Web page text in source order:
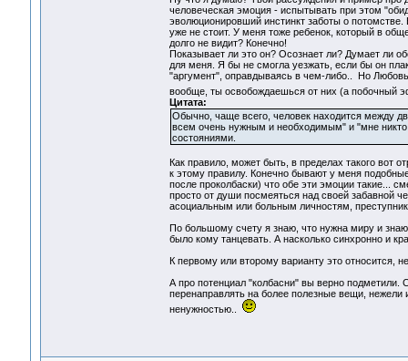
человеческая эмоция - испытывать при этом
эволюционировший инстинкт заботы о потомстве.
уже не стоит. У меня тоже ребенок, который в
долго не видит? Конечно!
Показывает ли это он? Осознает ли? Думает ли
для меня. Я бы не смогла уезжать, если бы он
"аргумент", оправдываясь в чем-либо.. Но
вообще, ты освобождаешься от них (а побочный
Цитата:
Обычно, чаще всего, человек находится между
всем очень нужным и необходимым" и "мне
состояниями.
Как правило, может быть, в пределах такого вот
к этому правилу. Конечно бывают у меня
после проколбаски) что обе эти эмоции такие...
просто от души посмеяться над своей забавной
асоциальным или больным личностям,
По большому счету я знаю, что нужна миру и
было кому танцевать. А насколько синхронно и
К первому или второму варианту это относится,
А про потенциал "колбасни" вы верно подметили.
перенаправлять на более полезные вещи, нежели
ненужностью..